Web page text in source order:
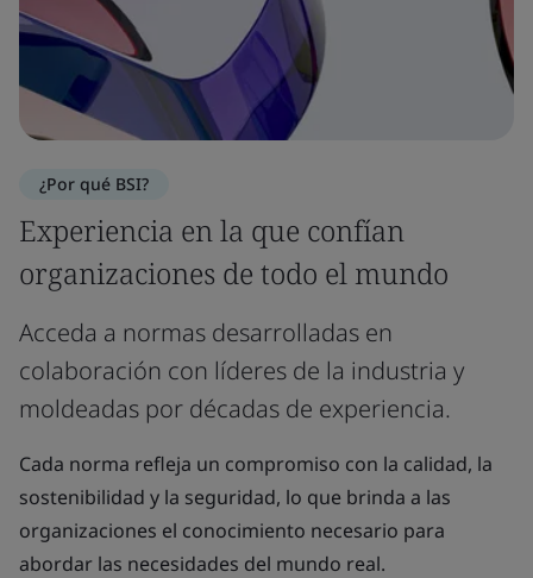
¿Por qué BSI?
Experiencia en la que confían
organizaciones de todo el mundo
Acceda a normas desarrolladas en
colaboración con líderes de la industria y
moldeadas por décadas de experiencia.
Cada norma refleja un compromiso con la calidad, la
sostenibilidad y la seguridad, lo que brinda a las
organizaciones el conocimiento necesario para
abordar las necesidades del mundo real.